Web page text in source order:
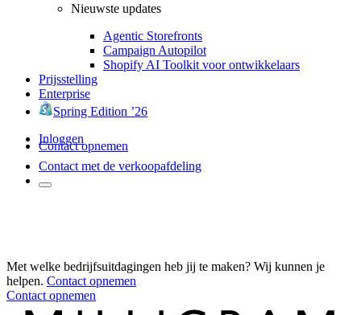
Nieuwste updates
Agentic Storefronts
Campaign Autopilot
Shopify AI Toolkit voor ontwikkelaars
Prijsstelling
Enterprise
Spring Edition ’26
Inloggen
Contact opnemen
Contact met de verkoopafdeling
Met welke bedrijfsuitdagingen heb jij te maken? Wij kunnen je
helpen. Contact opnemen
Contact opnemen